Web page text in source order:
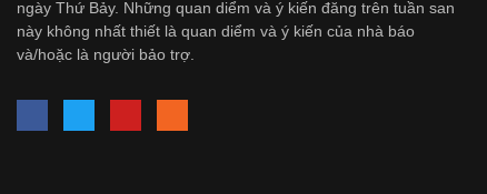
ngày Thứ Bảy. Những quan diểm và ý kiến đăng trên tuần san
này không nhất thiết là quan diểm và ý kiến của nhà báo
và/hoặc là người bảo trợ.